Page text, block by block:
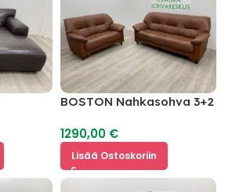
BOSTON Nahkasohva 3+2
1290,00 €
Lisää Ostoskoriin